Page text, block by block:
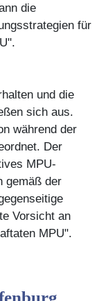
die
für
und die
sich aus.
während der
Der
MPU-
gemäß der
Vorsicht an
MPU".